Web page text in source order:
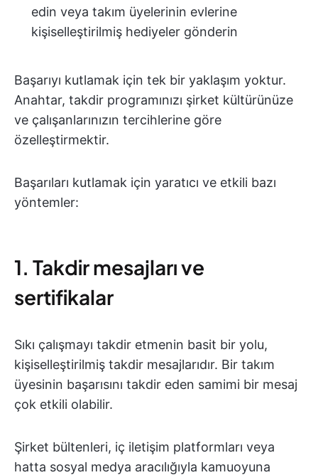
edin veya takım üyelerinin evlerine
kişiselleştirilmiş hediyeler gönderin
Başarıyı kutlamak için tek bir yaklaşım yoktur.
Anahtar, takdir programınızı şirket kültürünüze
ve çalışanlarınızın tercihlerine göre
özelleştirmektir.
Başarıları kutlamak için yaratıcı ve etkili bazı
yöntemler:
1. Takdir mesajları ve
sertifikalar
Sıkı çalışmayı takdir etmenin basit bir yolu,
kişiselleştirilmiş takdir mesajlarıdır. Bir takım
üyesinin başarısını takdir eden samimi bir mesaj
çok etkili olabilir.
Şirket bültenleri, iç iletişim platformları veya
hatta sosyal medya aracılığıyla kamuoyuna